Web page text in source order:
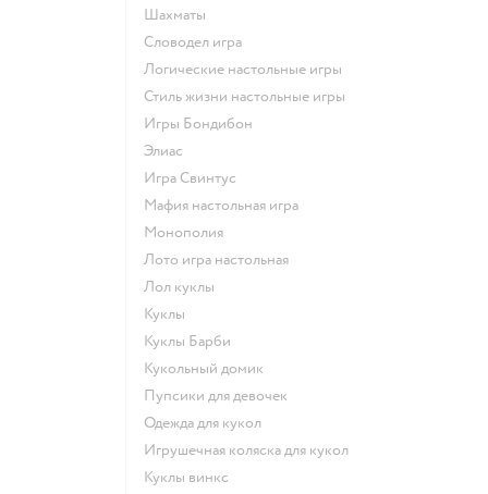
Шахматы
Словодел игра
Логические настольные игры
Стиль жизни настольные игры
Игры Бондибон
Элиас
Игра Свинтус
Мафия настольная игра
Монополия
Лото игра настольная
Лол куклы
Куклы
Куклы Барби
Кукольный домик
Пупсики для девочек
Одежда для кукол
Игрушечная коляска для кукол
Куклы винкс